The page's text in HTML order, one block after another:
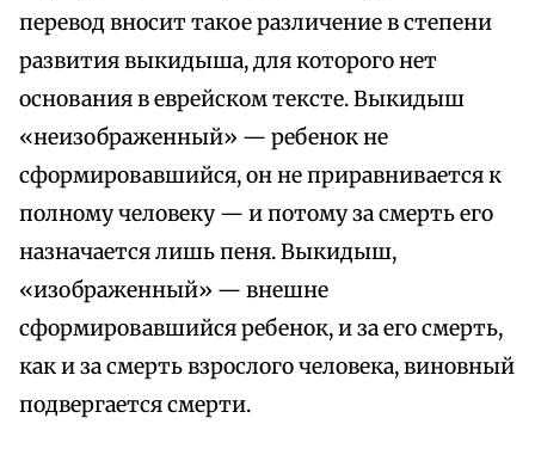
перевод вносит такое различение в степени
развития выкидыша, для которого нет
основания в еврейском тексте. Выкидыш
«неизображенный» — ребенок не
сформировавшийся, он не приравнивается к
полному человеку — и потому за смерть его
назначается лишь пеня. Выкидыш,
«изображенный» — внешне
сформировавшийся ребенок, и за его смерть,
как и за смерть взрослого человека, виновный
подвергается смерти.